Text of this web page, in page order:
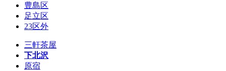
豊島区
足立区
23区外
三軒茶屋
下北沢
原宿